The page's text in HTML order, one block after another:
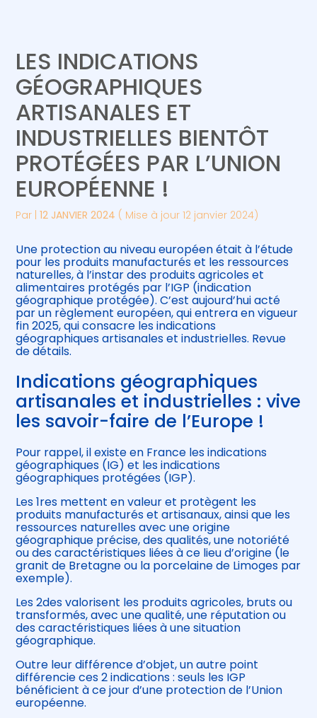
Gérer votre quotidien
Piloter votre entreprise
Développer votre entreprise
Construire votre patrimoine
Être prêt pour la facturation
Suivre votre comptabilité
Gérer vos ressources humaines
LES INDICATIONS
GÉOGRAPHIQUES
ARTISANALES ET
INDUSTRIELLES BIENTÔT
PROTÉGÉES PAR L’UNION
EUROPÉENNE !
Par |12 JANVIER 2024 ( Mise à jour 12 janvier 2024)
Une protection au niveau européen était à l’étude
pour les produits manufacturés et les ressources
naturelles, à l’instar des produits agricoles et
alimentaires protégés par l’IGP (indication
géographique protégée). C’est aujourd’hui acté
par un règlement européen, qui entrera en vigueur
fin 2025, qui consacre les indications
géographiques artisanales et industrielles. Revue
de détails.
Indications géographiques
artisanales et industrielles : vive
les savoir-faire de l’Europe !
Pour rappel, il existe en France les indications
géographiques (IG) et les indications
géographiques protégées (IGP).
Les 1res mettent en valeur et protègent les
produits manufacturés et artisanaux, ainsi que les
ressources naturelles avec une origine
géographique précise, des qualités, une notoriété
ou des caractéristiques liées à ce lieu d’origine (le
granit de Bretagne ou la porcelaine de Limoges par
exemple).
Les 2des valorisent les produits agricoles, bruts ou
transformés, avec une qualité, une réputation ou
des caractéristiques liées à une situation
géographique.
Outre leur différence d’objet, un autre point
différencie ces 2 indications : seuls les IGP
bénéficient à ce jour d’une protection de l’Union
européenne.